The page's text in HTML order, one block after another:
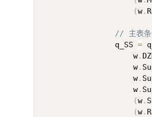
(w.
// 主表条
                q_SS
=
                    w
.
                    w
.
                    w
.
                    w
.
(w.
(w.